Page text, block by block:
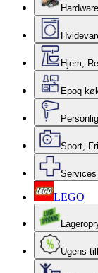
Hardware
Hjem,
Epoq
Sport,
LEGO
Ugens